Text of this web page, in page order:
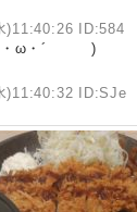
)11:40:26 ID:584
・ω・´ )
)11:40:32 ID:SJe